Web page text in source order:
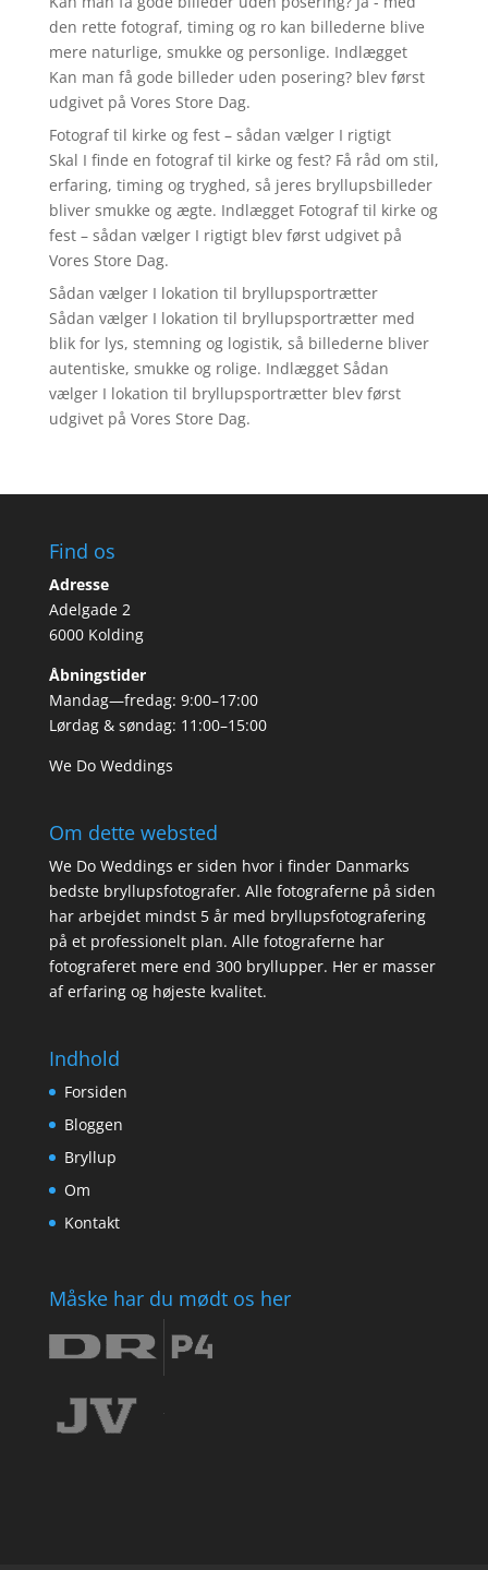
den rette fotograf, timing og ro kan billederne blive
mere naturlige, smukke og personlige. Indlægget
Kan man få gode billeder uden posering? blev først
udgivet på Vores Store Dag.
Fotograf til kirke og fest – sådan vælger I rigtigt
Skal I finde en fotograf til kirke og fest? Få råd om stil,
erfaring, timing og tryghed, så jeres bryllupsbilleder
bliver smukke og ægte. Indlægget Fotograf til kirke og
fest – sådan vælger I rigtigt blev først udgivet på
Vores Store Dag.
Sådan vælger I lokation til bryllupsportrætter
Sådan vælger I lokation til bryllupsportrætter med
blik for lys, stemning og logistik, så billederne bliver
autentiske, smukke og rolige. Indlægget Sådan
vælger I lokation til bryllupsportrætter blev først
udgivet på Vores Store Dag.
Find os
Adresse
Adelgade 2
6000 Kolding
Åbningstider
Mandag—fredag: 9:00–17:00
Lørdag & søndag: 11:00–15:00
We Do Weddings
Om dette websted
We Do Weddings er siden hvor i finder Danmarks
bedste bryllupsfotografer. Alle fotograferne på siden
har arbejdet mindst 5 år med bryllupsfotografering
på et professionelt plan. Alle fotograferne har
fotograferet mere end 300 bryllupper. Her er masser
af erfaring og højeste kvalitet.
Indhold
Forsiden
Bloggen
Bryllup
Om
Kontakt
Måske har du mødt os her